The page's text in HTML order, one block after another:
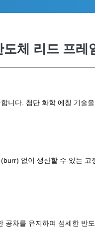
체 리드 프레
니다. 첨단 화학 에칭 기
없이 생산할 수 있는
차를 유지하여 섬세한 반